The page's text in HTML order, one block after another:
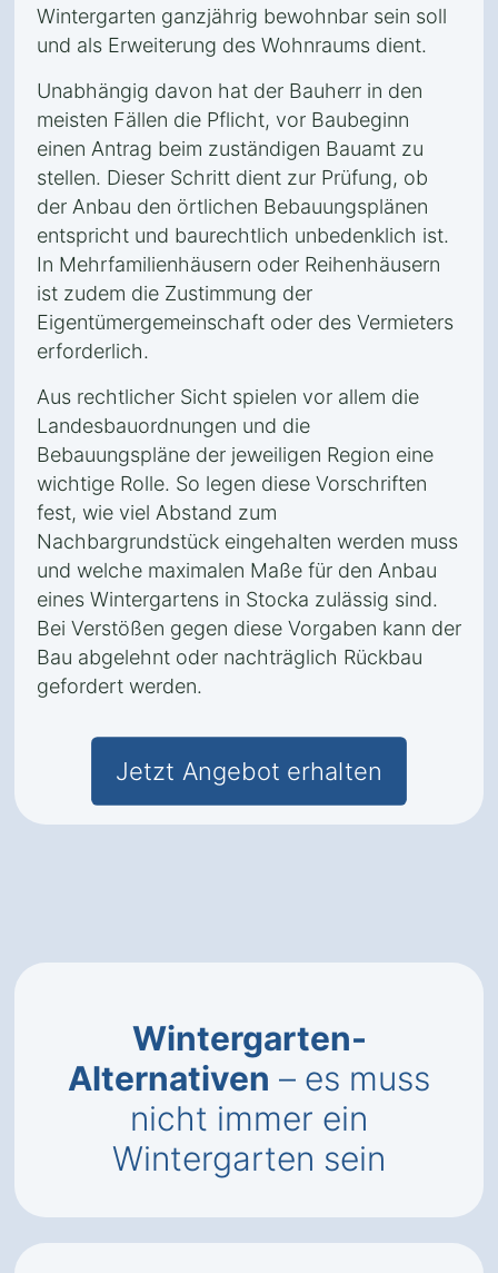
Wintergarten ganzjährig bewohnbar sein soll
und als Erweiterung des Wohnraums dient.
Unabhängig davon hat der Bauherr in den
meisten Fällen die Pflicht, vor Baubeginn
einen Antrag beim zuständigen Bauamt zu
stellen. Dieser Schritt dient zur Prüfung, ob
der Anbau den örtlichen Bebauungsplänen
entspricht und baurechtlich unbedenklich ist.
In Mehrfamilienhäusern oder Reihenhäusern
ist zudem die Zustimmung der
Eigentümergemeinschaft oder des Vermieters
erforderlich.
Aus rechtlicher Sicht spielen vor allem die
Landesbauordnungen und die
Bebauungspläne der jeweiligen Region eine
wichtige Rolle. So legen diese Vorschriften
fest, wie viel Abstand zum
Nachbargrundstück eingehalten werden muss
und welche maximalen Maße für den Anbau
eines Wintergartens in Stocka zulässig sind.
Bei Verstößen gegen diese Vorgaben kann der
Bau abgelehnt oder nachträglich Rückbau
gefordert werden.
Jetzt Angebot erhalten
Wintergarten-
Alternativen – es muss
nicht immer ein
Wintergarten sein